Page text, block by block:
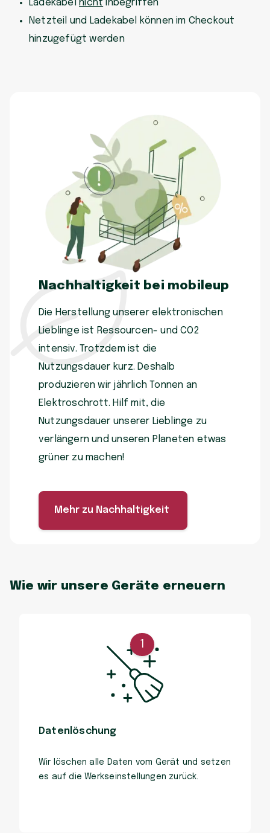
Ladekabel nicht inbegriffen
Netzteil und Ladekabel können im Checkout
hinzugefügt werden
Nachhaltigkeit bei mobileup
Die Herstellung unserer elektronischen
Lieblinge ist Ressourcen- und CO2
intensiv. Trotzdem ist die
Nutzungsdauer kurz. Deshalb
produzieren wir jährlich Tonnen an
Elektroschrott. Hilf mit, die
Nutzungsdauer unserer Lieblinge zu
verlängern und unseren Planeten etwas
grüner zu machen!
Mehr zu Nachhaltigkeit
Wie wir unsere Geräte erneuern
Datenlöschung
Wir löschen alle Daten vom Gerät und setzen
es auf die Werkseinstellungen zurück.